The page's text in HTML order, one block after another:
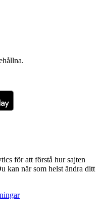
för att förstå hur sajten
kan när som helst ändra ditt